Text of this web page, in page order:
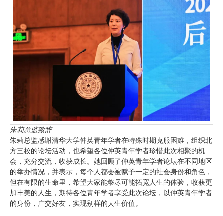
朱莉总监致辞
朱莉总监感谢清华大学仲英青年学者在特殊时期克服困难，组织北
方三校的论坛活动，也希望各位仲英青年学者珍惜此次相聚的机
会，充分交流，收获成长。她回顾了仲英青年学者论坛在不同地区
的举办情况，并表示，每个人都会被赋予一定的社会身份和角色，
但在有限的生命里，希望大家能够尽可能拓宽人生的体验，收获更
加丰美的人生，期待各位青年学者享受此次论坛，以仲英青年学者
的身份，广交好友，实现别样的人生价值。